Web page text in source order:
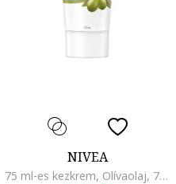
NIVEA
75 ml-es kezkrem, Olívaolaj, 75 ml